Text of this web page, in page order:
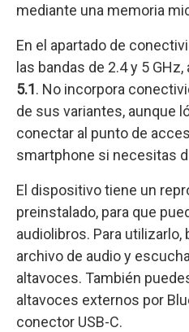
mediante una memoria
En el apartado de
las bandas de 2.4 y 5
5.1. No incorpora
de sus variantes, aunque
conectar al punto de
smartphone si necesitas
El dispositivo tiene un
preinstalado, para que
audiolibros. Para
archivo de audio y
altavoces. También
altavoces externos por
conector USB-C.